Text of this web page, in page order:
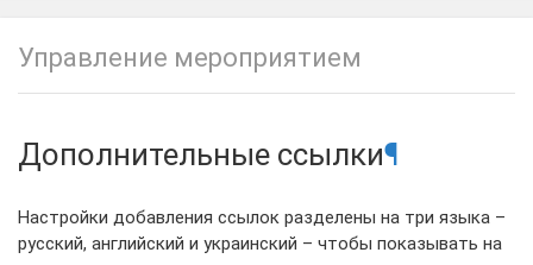
Управление мероприятием
Дополнительные ссылки¶
Настройки добавления ссылок разделены на три языка –
русский, английский и украинский – чтобы показывать на